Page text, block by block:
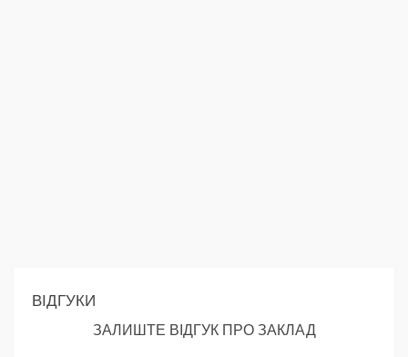
ВІДГУКИ
ЗАЛИШТЕ ВІДГУК ПРО ЗАКЛАД